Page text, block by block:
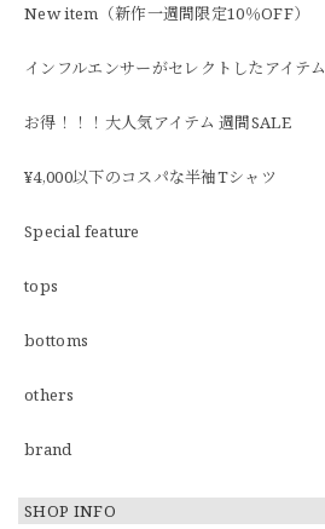
New item（新作一週間限定10％OFF）
インフルエンサーがセレクトしたアイテム
お得！！！大人気アイテム 週間SALE
¥4,000以下のコスパな半袖Tシャツ
Special feature
tops
bottoms
others
brand
SHOP INFO